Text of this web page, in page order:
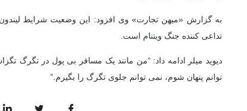
به گزارش «میهن تجارت» وی افزود: این وضعیت شرایط
تداعی کننده جنگ ویتنام است.
دیوید میلر ادامه داد: “من مانند یک مسافر بی پول در تگرگ
توانم پنهان شوم، نمی توانم جلوی تگرگ را بگیرم.”